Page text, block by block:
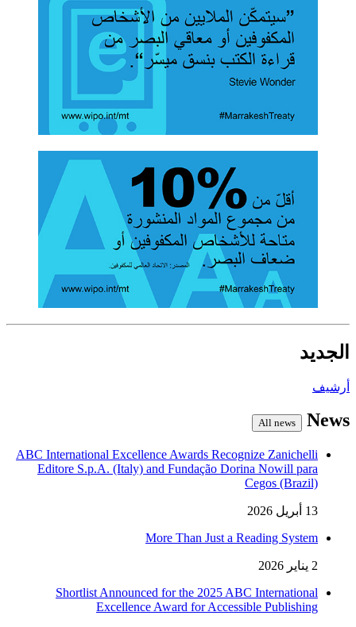
الجديد
أرشيف
News
All news
ABC International Excellence Awards Recognize Zanichelli
Editore S.p.A. (Italy) and Fundação Dorina Nowill para
Cegos (Brazil)
13 أبريل 2026
More Than Just a Reading System
2 يناير 2026
Shortlist Announced for the 2025 ABC International
Excellence Award for Accessible Publishing